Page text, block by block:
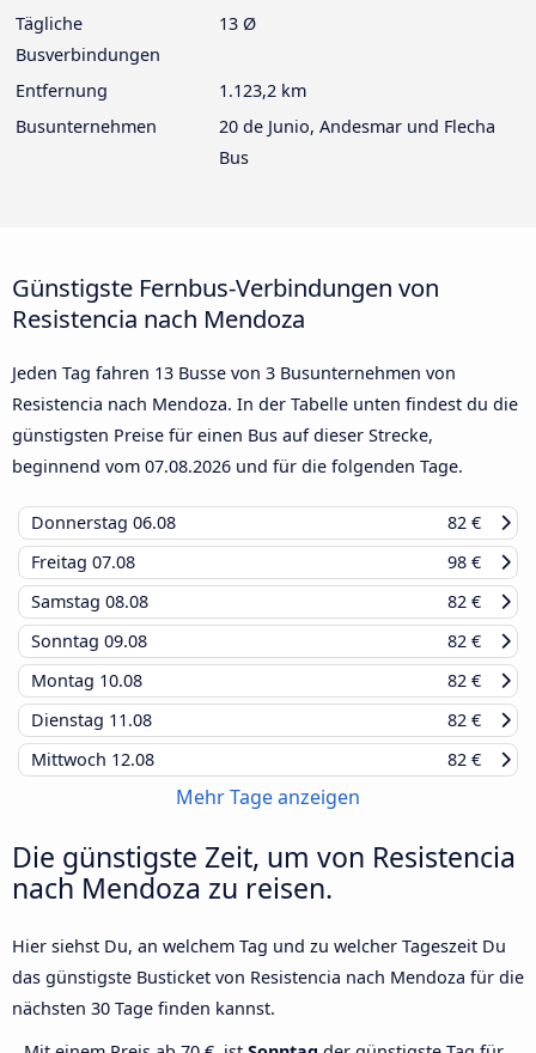
Tägliche
Busverbindungen
13 Ø
Entfernung
1.123,2 km
Busunternehmen
20 de Junio, Andesmar und Flecha
Bus
Günstigste Fernbus-Verbindungen von
Resistencia nach Mendoza
Jeden Tag fahren 13 Busse von 3 Busunternehmen von
Resistencia nach Mendoza. In der Tabelle unten findest du die
günstigsten Preise für einen Bus auf dieser Strecke,
beginnend vom 07.08.2026 und für die folgenden Tage.
Donnerstag 06.08
82 €
Freitag 07.08
98 €
Samstag 08.08
82 €
Sonntag 09.08
82 €
Montag 10.08
82 €
Dienstag 11.08
82 €
Mittwoch 12.08 82 €
Mehr Tage anzeigen
Die günstigste Zeit, um von Resistencia
nach Mendoza zu reisen.
Hier siehst Du, an welchem Tag und zu welcher Tageszeit Du
das günstigste Busticket von Resistencia nach Mendoza für die
nächsten 30 Tage finden kannst.